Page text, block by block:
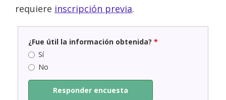
requiere inscripción previa.
¿Fue útil la información obtenida? *
Sí
No
Responder encuesta